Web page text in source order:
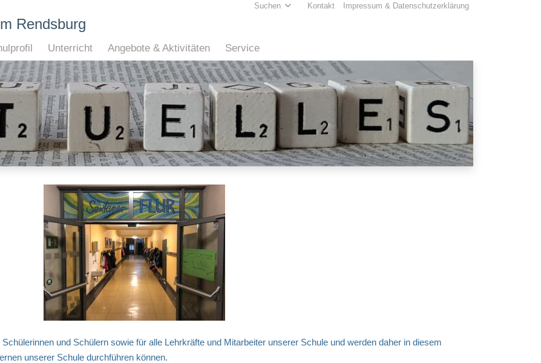
Suchen Kontakt Impressum & Datenschutzerklärung
Rendsburg
Unterricht Angebote & Aktivitäten Service
und Schülern sowie für alle Lehrkräfte und Mitarbeiter unserer Schule und werden daher in diesem
unserer Schule durchführen können.